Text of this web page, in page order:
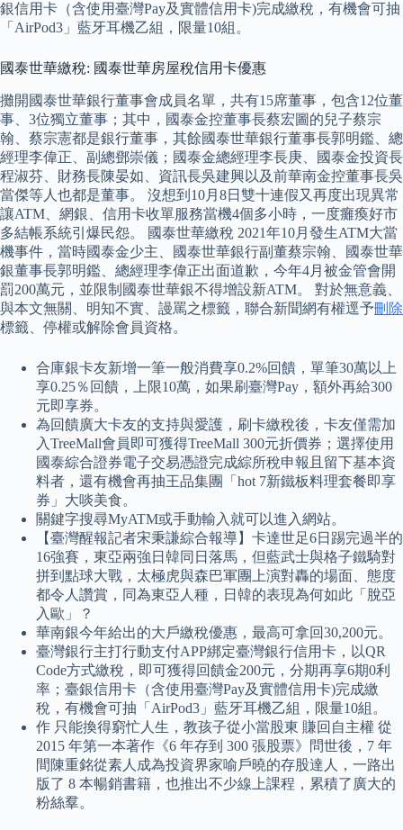
銀信用卡（含使用臺灣Pay及實體信用卡)完成繳稅，有機會可抽
「AirPod3」藍牙耳機乙組，限量10組。
國泰世華繳稅: 國泰世華房屋稅信用卡優惠
攤開國泰世華銀行董事會成員名單，共有15席董事，包含12位董
事、3位獨立董事；其中，國泰金控董事長蔡宏圖的兒子蔡宗
翰、蔡宗憲都是銀行董事，其餘國泰世華銀行董事長郭明鑑、總
經理李偉正、副總鄧崇儀；國泰金總經理李長庚、國泰金投資長
程淑芬、財務長陳晏如、資訊長吳建興以及前華南金控董事長吳
當傑等人也都是董事。 沒想到10月8日雙十連假又再度出現異常
讓ATM、網銀、信用卡收單服務當機4個多小時，一度癱瘓好市
多結帳系統引爆民怨。 國泰世華繳稅 2021年10月發生ATM大當
機事件，當時國泰金少主、國泰世華銀行副董蔡宗翰、國泰世華
銀董事長郭明鑑、總經理李偉正出面道歉，今年4月被金管會開
罰200萬元，並限制國泰世華銀不得增設新ATM。 對於無意義、
與本文無關、明知不實、謾罵之標籤，聯合新聞網有權逕予刪除
標籤、停權或解除會員資格。
合庫銀卡友新增一筆一般消費享0.2%回饋，單筆30萬以上
享0.25％回饋，上限10萬，如果刷臺灣Pay，額外再給300
元即享券。
為回饋廣大卡友的支持與愛護，刷卡繳稅後，卡友僅需加
入TreeMall會員即可獲得TreeMall 300元折價券；選擇使用
國泰綜合證券電子交易憑證完成綜所稅申報且留下基本資
料者，還有機會再抽王品集團「hot 7新鐵板料理套餐即享
券」大啖美食。
關鍵字搜尋MyATM或手動輸入就可以進入網站。
【臺灣醒報記者宋秉謙綜合報導】卡達世足6日踢完過半的
16強賽，東亞兩強日韓同日落馬，但藍武士與格子鐵騎對
拼到點球大戰，太極虎與森巴軍團上演對轟的場面、態度
都令人讚賞，同為東亞人種，日韓的表現為何如此「脫亞
入歐」？
華南銀今年給出的大戶繳稅優惠，最高可拿回30,200元。
臺灣銀行主打行動支付APP綁定臺灣銀行信用卡，以QR
Code方式繳稅，即可獲得回饋金200元，分期再享6期0利
率；臺銀信用卡（含使用臺灣Pay及實體信用卡)完成繳
稅，有機會可抽「AirPod3」藍牙耳機乙組，限量10組。
作 只能換得窮忙人生，教孩子從小當股東 賺回自主權 從
2015 年第一本著作《6 年存到 300 張股票》問世後，7 年
間陳重銘從素人成為投資界家喻戶曉的存股達人，一路出
版了 8 本暢銷書籍，也推出不少線上課程，累積了廣大的
粉絲羣。